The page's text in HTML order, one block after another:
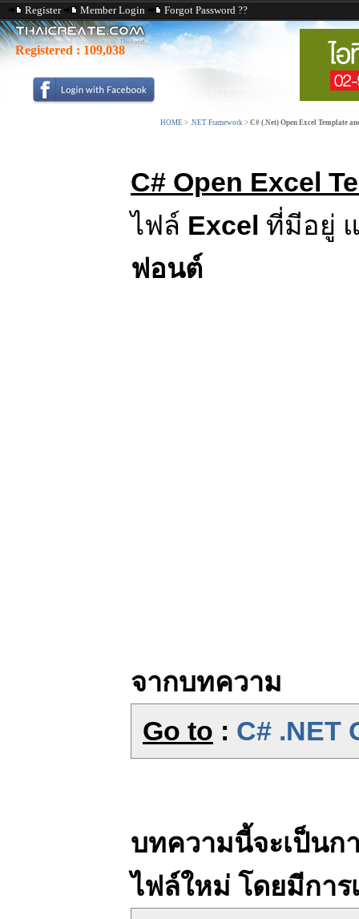
Register Member Login Forgot Password ??
Registered : 109,038
HOME > .NET Framework > C# (.Net) Open Excel Template
C# Open Excel
ไฟล์ Excel ที่มีอยู่
ฟอนต์
จากบทความ
Go to : C# .NET
บทความนี้จะเป็นก
ไฟล์ใหม่ โดยมีการ